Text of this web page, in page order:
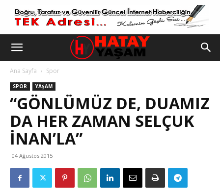
Ana Sayfa Spor
SPOR YAŞAM
“GÖNLÜMÜZ DE, DUAMIZ
DA HER ZAMAN SELÇUK
İNAN’LA”
04 Ağustos 2015